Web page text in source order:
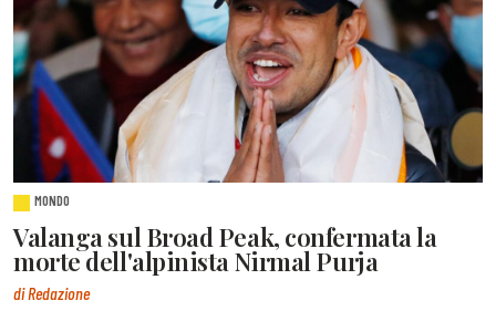
MONDO
Valanga sul Broad Peak, confermata la
morte dell'alpinista Nirmal Purja
di Redazione